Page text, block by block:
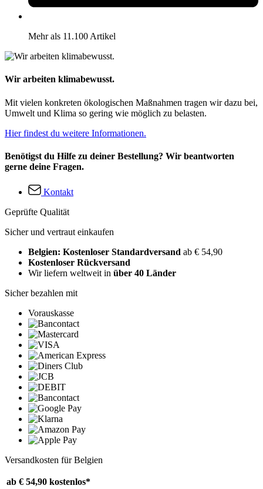
Mehr als 11.100 Artikel
Wir arbeiten klimabewusst.
Mit vielen konkreten ökologischen Maßnahmen tragen wir dazu bei,
Umwelt und Klima so gering wie möglich zu belasten.
Hier findest du weitere Informationen.
Benötigst du Hilfe zu deiner Bestellung? Wir beantworten
gerne deine Fragen.
Kontakt
Geprüfte Qualität
Sicher und vertraut einkaufen
Belgien: Kostenloser Standardversand ab € 54,90
Kostenloser Rückversand
Wir liefern weltweit in über 40 Länder
Sicher bezahlen mit
Vorauskasse
Versandkosten für Belgien
ab € 54,90 kostenlos*